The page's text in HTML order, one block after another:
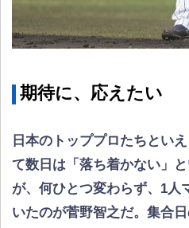
期待に、応えたい
日本のトッププロたちとい
て数日は「落ち着かない」
が、何ひとつ変わらず、1人
いたのが菅野智之だ。集合